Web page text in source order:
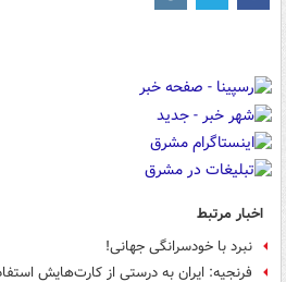
اخبار مرتبط
نبرد با خودسرانگی جهانی!
فرنجیه: ایران به درستی از کارت‌هایش